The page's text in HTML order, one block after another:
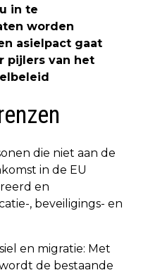
in te
worden
asielpact gaat
pijlers van het
die niet aan de
in de EU
en
, beveiligings- en
en migratie: Met
de bestaande